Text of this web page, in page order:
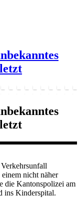
nicht näher
die Kantonspolizei am
ins Kinderspital.